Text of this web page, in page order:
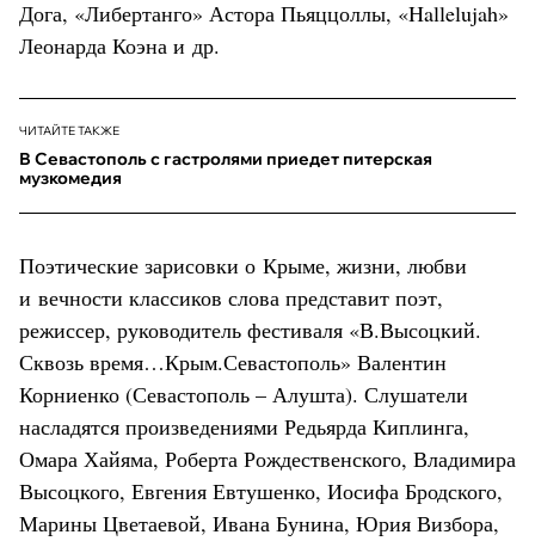
Дога, «Либертанго» Астора Пьяццоллы, «Hallelujah»
Леонарда Коэна и др.
ЧИТАЙТЕ ТАКЖЕ
В Севастополь с гастролями приедет питерская
музкомедия
Поэтические зарисовки о Крыме, жизни, любви
и вечности классиков слова представит поэт,
режиссер, руководитель фестиваля «В.Высоцкий.
Сквозь время…Крым.Севастополь» Валентин
Корниенко (Севастополь – Алушта). Слушатели
насладятся произведениями Редьярда Киплинга,
Омара Хайяма, Роберта Рождественского, Владимира
Высоцкого, Евгения Евтушенко, Иосифа Бродского,
Марины Цветаевой, Ивана Бунина, Юрия Визбора,